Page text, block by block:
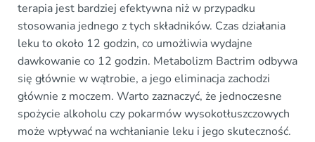
terapia jest bardziej efektywna niż w przypadku
stosowania jednego z tych składników. Czas działania
leku to około 12 godzin, co umożliwia wydajne
dawkowanie co 12 godzin. Metabolizm Bactrim odbywa
się głównie w wątrobie, a jego eliminacja zachodzi
głównie z moczem. Warto zaznaczyć, że jednoczesne
spożycie alkoholu czy pokarmów wysokotłuszczowych
może wpływać na wchłanianie leku i jego skuteczność.